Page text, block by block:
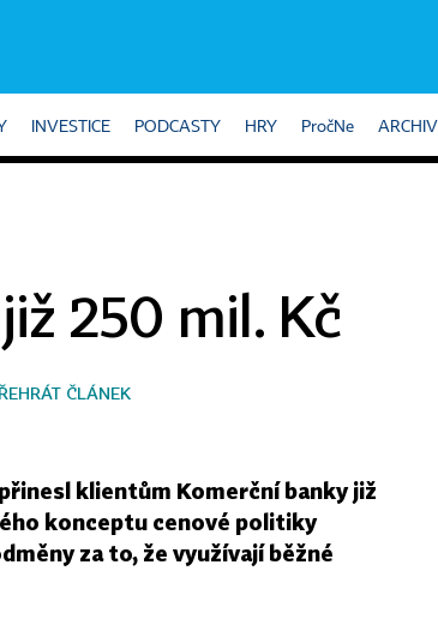
INVESTICE PODCASTY HRY PročNe ARCHIV
250 mil. Kč
ČLÁNEK
klientům Komerční banky již
konceptu cenové politiky
za to, že využívají běžné